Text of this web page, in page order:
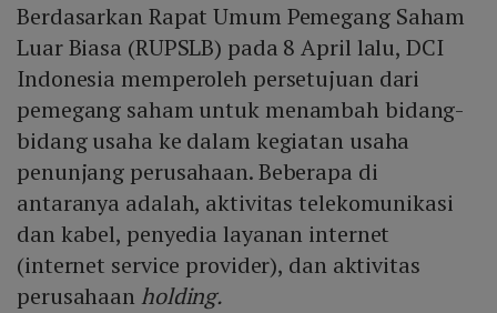
Berdasarkan Rapat Umum Pemegang Saham
Luar Biasa (RUPSLB) pada 8 April lalu, DCI
Indonesia memperoleh persetujuan dari
pemegang saham untuk menambah bidang-
bidang usaha ke dalam kegiatan usaha
penunjang perusahaan. Beberapa di
antaranya adalah, aktivitas telekomunikasi
dan kabel, penyedia layanan internet
(internet service provider), dan aktivitas
perusahaan holding.